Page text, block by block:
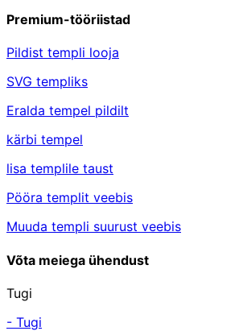
Premium-tööriistad
Pildist templi looja
SVG templiks
Eralda tempel pildilt
kärbi tempel
lisa templile taust
Pööra templit veebis
Muuda templi suurust veebis
Võta meiega ühendust
Tugi
- Tugi